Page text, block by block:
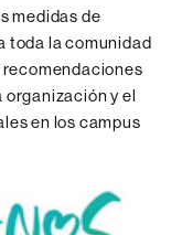
medidas de
toda la comunidad
organización y el
en los campus